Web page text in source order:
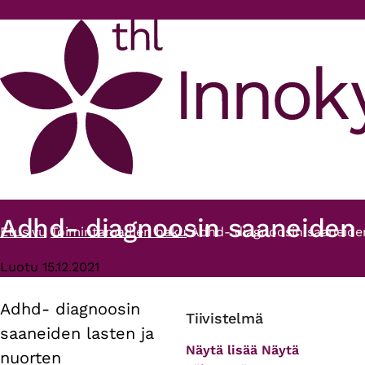
Murupolku
Etusivu Toimintamallien haku Adhd- diagnoosin
Adhd- diagnoosin
Luotu 15.12.2021
Primary
tabs
Adhd- diagnoosin
saaneiden lasten ja
nuorten
Tiivistelmä
Näytä lisää Näytä